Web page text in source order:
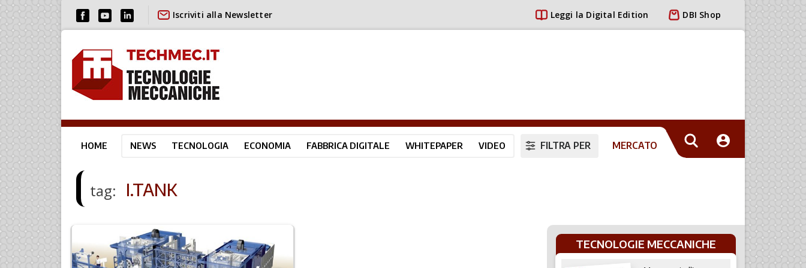
Iscriviti alla Newsletter Leggi la Digital Edition DBI Shop
HOME NEWS TECNOLOGIA ECONOMIA FABBRICA DIGITALE WHITEPAPER VIDEO FILTRA PER MERCATO
tag: I.TANK
TECNOLOGIE MECCANICHE